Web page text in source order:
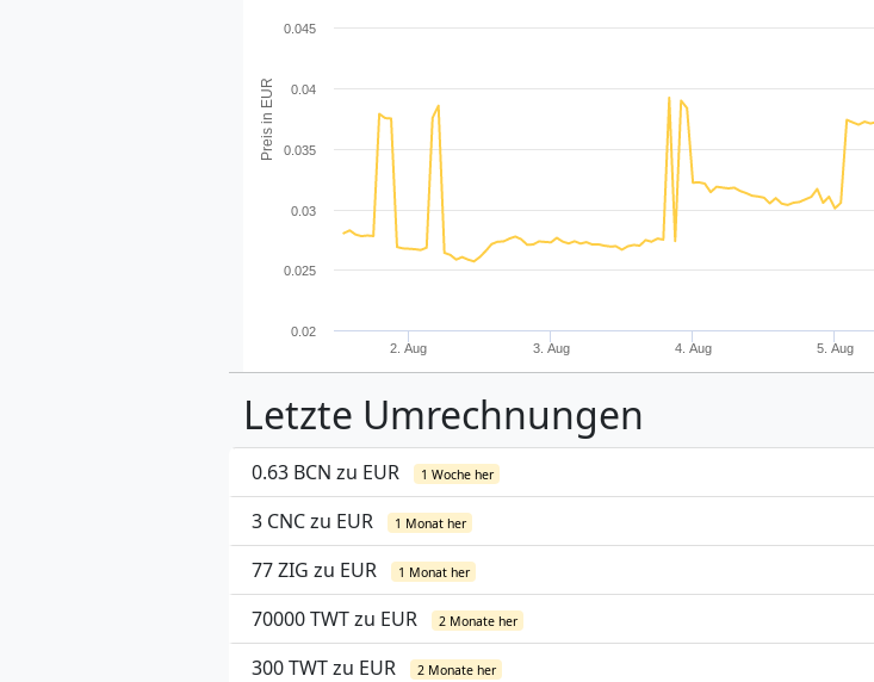
Preis in EUR
2. Aug 3. Aug 4. Aug 5. Aug
0.02
0.025
0.03
0.035
0.04
0.045
Letzte Umrechnungen
0.63 BCN zu EUR 1 Woche her
3 CNC zu EUR 1 Monat her
77 ZIG zu EUR 1 Monat her
70000 TWT zu EUR 2 Monate her
300 TWT zu EUR 2 Monate her